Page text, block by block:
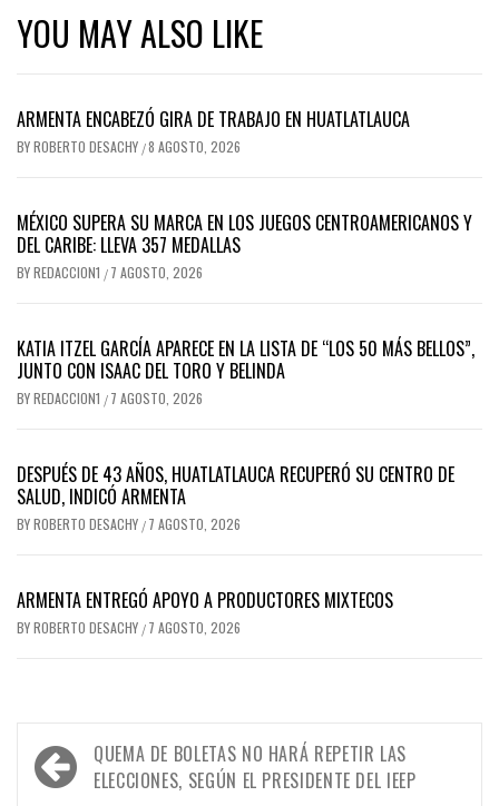
YOU MAY ALSO LIKE
ARMENTA ENCABEZÓ GIRA DE TRABAJO EN HUATLATLAUCA
BYROBERTO DESACHY /8 AGOSTO, 2026
MÉXICO SUPERA SU MARCA EN LOS JUEGOS CENTROAMERICANOS Y
DEL CARIBE: LLEVA 357 MEDALLAS
BYREDACCION1 / 7 AGOSTO, 2026
KATIA ITZEL GARCÍA APARECE EN LA LISTA DE “LOS 50 MÁS BELLOS”,
JUNTO CON ISAAC DEL TORO Y BELINDA
BYREDACCION1 / 7 AGOSTO, 2026
DESPUÉS DE 43 AÑOS, HUATLATLAUCA RECUPERÓ SU CENTRO DE
SALUD, INDICÓ ARMENTA
BYROBERTO DESACHY / 7 AGOSTO, 2026
ARMENTA ENTREGÓ APOYO A PRODUCTORES MIXTECOS
BYROBERTO DESACHY / 7 AGOSTO, 2026
Navegación
de
QUEMA DE BOLETAS NO HARÁ REPETIR LAS
ELECCIONES, SEGÚN EL PRESIDENTE DEL IEEP